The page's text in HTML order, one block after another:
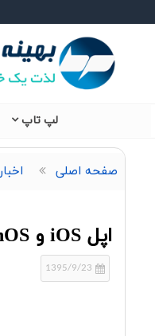
لپ تاپ
صفحه اصلی اخبار
اپل iOS و watchOS را به‌روزرسانی کرد
1395/9/23